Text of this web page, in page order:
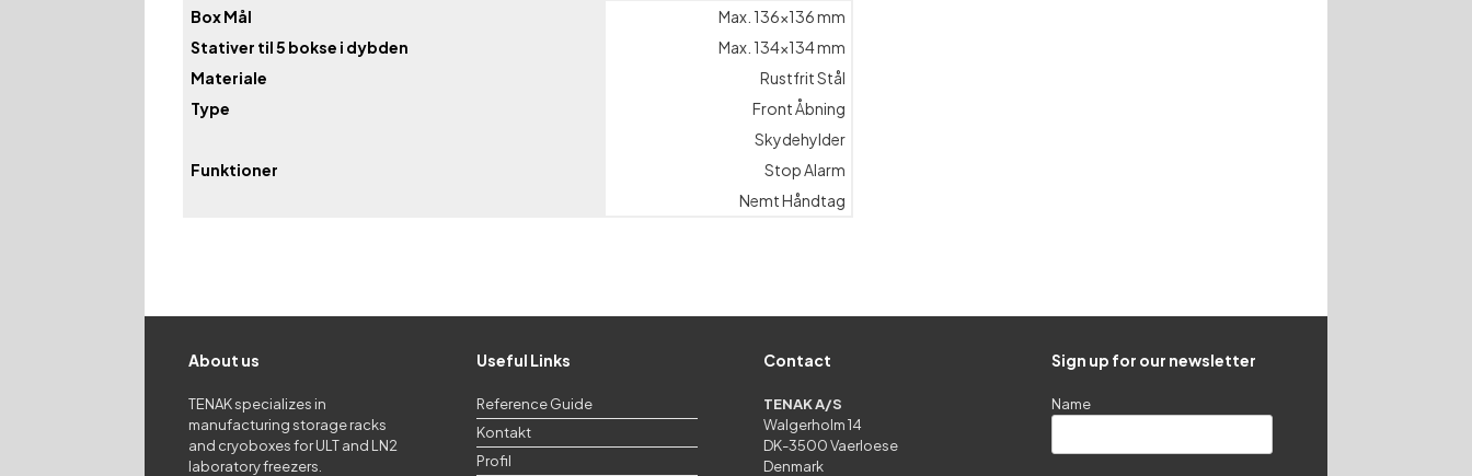
Box Mål
Max. 136×136 mm
Stativer til 5 bokse i dybden
Max. 134×134 mm
Materiale
Rustfrit Stål
Type
Front Åbning
Skydehylder
Funktioner
Stop Alarm
Nemt Håndtag
About us
TENAK specializes in
manufacturing storage racks
and cryoboxes for ULT and LN2
laboratory freezers.
Useful Links
Reference Guide
Kontakt
Profil
Contact
TENAK A/S
Walgerholm 14
DK-3500 Vaerloese
Denmark
Sign up for our newsletter
Name